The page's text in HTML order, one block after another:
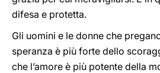
difesa e protetta.
Gli uomini e le donne che
speranza è più forte dello
che l’amore è più potente della